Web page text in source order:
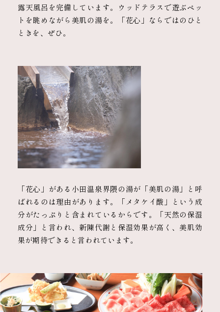
露天風呂を完備しています。ウッドテラスで遊ぶペッ
トを眺めながら美肌の湯を。「花心」ならではのひと
ときを、ぜひ。
「花心」がある小田温泉界隈の湯が「美肌の湯」と呼
ばれるのは理由があります。「メタケイ酸」という成
分がたっぷりと含まれているからです。「天然の保湿
成分」と言われ、新陳代謝と保湿効果が高く、美肌効
果が期待できると言われています。